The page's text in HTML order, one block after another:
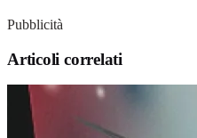
Pubblicità
Articoli correlati